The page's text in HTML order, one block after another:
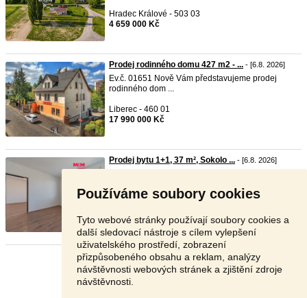
Používáme soubory cookies
Tyto webové stránky používají soubory cookies a
další sledovací nástroje s cílem vylepšení
uživatelského prostředí, zobrazení
přizpůsobeného obsahu a reklam, analýzy
návštěvnosti webových stránek a zjištění zdroje
návštěvnosti.
Hradec Králové - 503 03
4 659 000 Kč
Prodej rodinného domu 427 m2 - ... - [6.8. 2026]
Ev.č. 01651 Nově Vám představujeme prodej
rodinného dom ...
Liberec - 460 01
17 990 000 Kč
Prodej bytu 1+1, 37 m², Sokolo ... - [6.8. 2026]
1 750 000 Kč
Stránka: 1 2 3 Další